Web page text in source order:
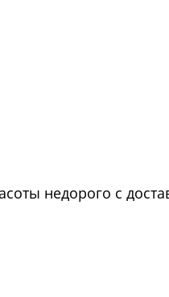
недорого с